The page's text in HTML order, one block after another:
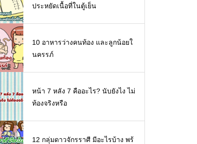
ประหยัดเนื้อที่ในตู้เย็น
10 อาหารว่างคนท้อง และลูกน้อยใ
นครรภ์
หน้า 7 หลัง 7 คืออะไร? นับยังไง ไม่
ท้องจริงหรือ
12 กลุ่มดาวจักรราศี มีอะไรบ้าง พร้